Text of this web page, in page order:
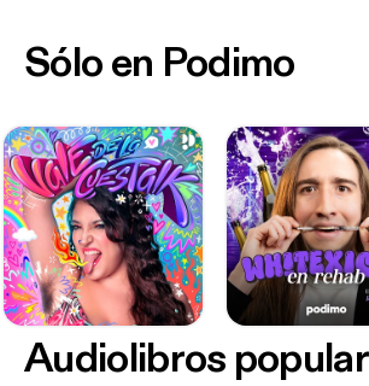
Sólo en Podimo
Audiolibros